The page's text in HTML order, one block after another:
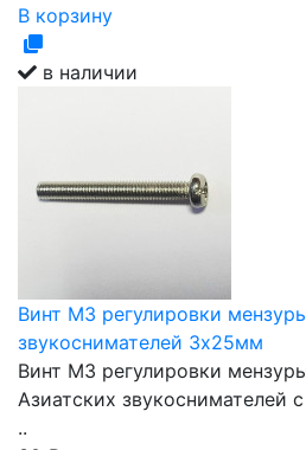
В корзину
в наличии
Винт M3 регулировки
звукоснимателей 3х25мм
Винт M3 регулировки
Азиатских звукоснимателей
..